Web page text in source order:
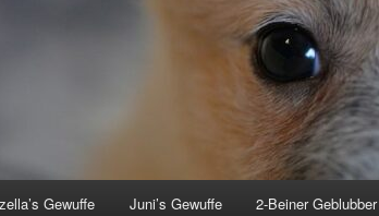
Gewuffe Juni’s Gewuffe 2-Beiner Geblubber